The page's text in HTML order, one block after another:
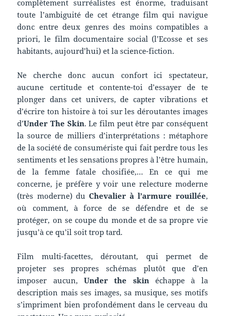
complètement surréalistes est énorme, traduisant
toute l’ambiguité de cet étrange film qui navigue
donc entre deux genres des moins compatibles a
priori, le film documentaire social (l’Ecosse et ses
habitants, aujourd’hui) et la science-fiction.
Ne cherche donc aucun confort ici spectateur,
aucune certitude et contente-toi d’essayer de te
plonger dans cet univers, de capter vibrations et
d’écrire ton histoire à toi sur les déroutantes images
d’Under The Skin. Le film peut être par conséquent
la source de milliers d’interprétations : métaphore
de la société de consumériste qui fait perdre tous les
sentiments et les sensations propres à l’être humain,
de la femme fatale chosifiée,… En ce qui me
concerne, je préfère y voir une relecture moderne
(très moderne) du Chevalier à l’armure rouillée,
où comment, à force de se défendre et de se
protéger, on se coupe du monde et de sa propre vie
jusqu’à ce qu’il soit trop tard.
Film multi-facettes, déroutant, qui permet de
projeter ses propres schémas plutôt que d’en
imposer aucun,Under the skinéchappe à la
description mais ses images, sa musique, ses motifs
s’impriment bien profondément dans le cerveau du